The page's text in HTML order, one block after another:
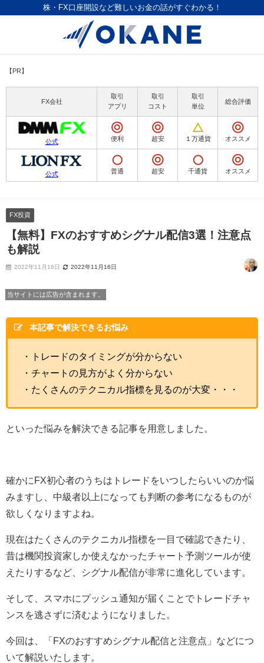
株・FX口座開設など難しいお金の話がすぐわかる！
【PR】
FX会社
取引
アプリ
取引
コスト
取引
単位
総合評価
公式 便利 超安 １万通貨 オススメ
公式 普通 超安 千通貨 オススメ
FX投資
【無料】FXのおすすめシグナル配信3選！注意点
も解説
2022年11月16日 2022年11月16日
当サイトには広告が含まれます。
本記事で解決できるお悩み
・トレードのタイミングが分からない
・チャートの見方がよく分からない
・たくさんのテクニカル指標を見るのが大変・・・
といった悩みを解決できる記事を用意しました。
確かにFX初心者のうちはトレードをいつしたらいいのか悩
みますし、中級者以上になっても判断の参考になるものが
欲しくなりますよね。
現在はたくさんのテクニカル指標を一目で確認できたり、
昔は機関投資家しか使えなかったチャート予測ツールが使
えたりするなど、シグナル配信が非常に進化しています。
そして、スマホにプッシュ通知が届くことでトレードチャ
ンスを逃さずに済むようになりました。
今回は、「FXのおすすめシグナル配信と注意点」などにつ
いて解説いたします。